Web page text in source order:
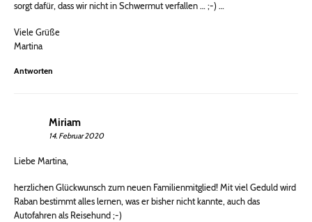
sorgt dafür, dass wir nicht in Schwermut verfallen … ;-) …
Viele Grüße
Martina
Antworten
Miriam
14. Februar 2020
Liebe Martina,
herzlichen Glückwunsch zum neuen Familienmitglied! Mit viel Geduld wird
Raban bestimmt alles lernen, was er bisher nicht kannte, auch das
Autofahren als Reisehund ;-)